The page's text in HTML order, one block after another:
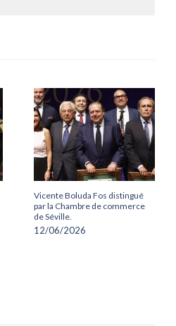
Vicente Boluda Fos distingué
par la Chambre de commerce
de Séville.
12/06/2026